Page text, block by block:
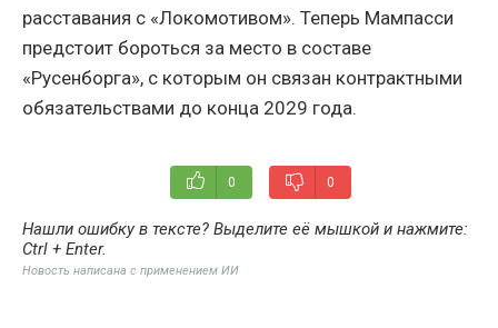
расставания с «Локомотивом». Теперь Мампасси
предстоит бороться за место в составе
«Русенборга», с которым он связан контрактными
обязательствами до конца 2029 года.
0 0
Нашли ошибку в тексте? Выделите её мышкой и нажмите:
Ctrl + Enter.
Новость написана с применением ИИ